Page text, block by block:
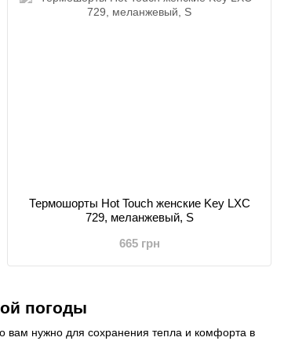
погоды
вам нужно для сохранения тепла и комфорта в
Термошорты Hot Touch женские Key LXC
729, меланжевый, S
665 грн